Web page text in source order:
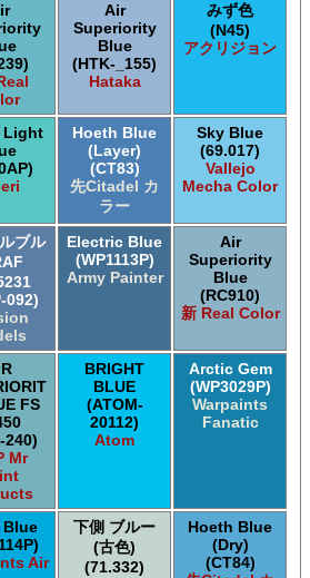
Air
Superiority
Blue
(HTK-_155)
Hataka
みず色
(N45)
アクリジョン
Light
Hoeth Blue
(Layer)
(CT83)
先Citadel カ
ラー
Sky Blue
(69.017)
Vallejo
Mecha Color
ブル
092)
Electric Blue
(WP1113P)
Army Painter
Air
Superiority
Blue
(RC910)
新 Real Color
FS
240)
Mr
BRIGHT
BLUE
(ATOM-
20112)
Atom
Arctic Gem
(WP3029P)
Warpaints
Fanatic
Air
下側 ブルー
(古色)
(71.332)
Hoeth Blue
(Dry)
(CT84)